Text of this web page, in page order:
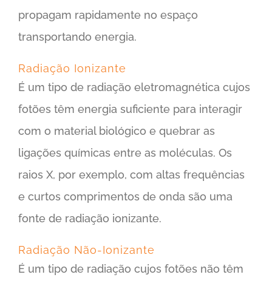
propagam rapidamente no espaço
transportando energia.
Radiação Ionizante
É um tipo de radiação eletromagnética cujos
fotões têm energia suficiente para interagir
com o material biológico e quebrar as
ligações químicas entre as moléculas. Os
raios X, por exemplo, com altas frequências
e curtos comprimentos de onda são uma
fonte de radiação ionizante.
Radiação Não-Ionizante
É um tipo de radiação cujos fotões não têm